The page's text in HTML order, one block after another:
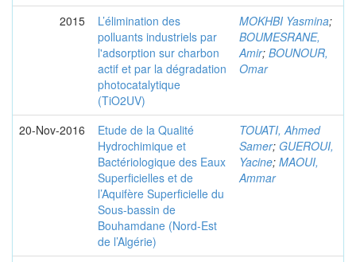
2015
L’élimination des
polluants industriels par
l'adsorption sur charbon
actif et par la dégradation
photocatalytique
(TiO2UV)
MOKHBI Yasmina;
BOUMESRANE,
Amir; BOUNOUR,
Omar
20-Nov-2016
Etude de la Qualité
Hydrochimique et
Bactériologique des Eaux
Superficielles et de
l’Aquifère Superficielle du
Sous-bassin de
Bouhamdane (Nord-Est
de l’Algérie)
TOUATI, Ahmed
Samer; GUEROUI,
Yacine; MAOUI,
Ammar